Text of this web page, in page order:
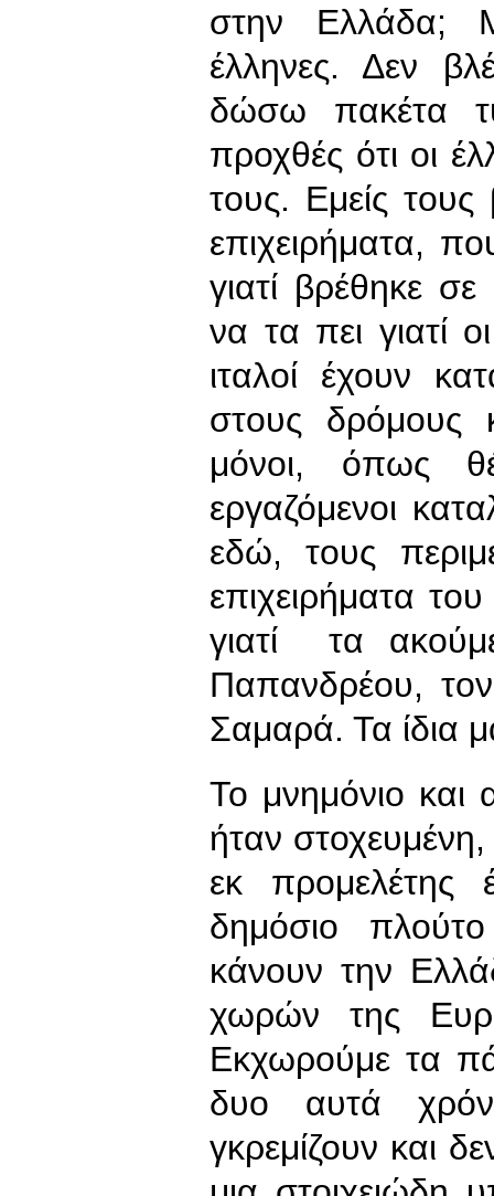
στην Ελλάδα;
έλληνες. Δεν
δώσω πακέτα
προχθές ότι οι
τους. Εμείς
επιχειρήματα,
γιατί βρέθηκε
να τα πει γιατί
ιταλοί έχουν
στους δρόμους
μόνοι, όπως
εργαζόμενοι
εδώ, τους
επιχειρήματα
γιατί τα
Παπανδρέου,
Σαμαρά. Τα ίδια
Το μνημόνιο και
ήταν στοχευμένη,
εκ προμελέτης
δημόσιο
κάνουν την
χωρών της
Εκχωρούμε τα
δυο αυτά
γκρεμίζουν και